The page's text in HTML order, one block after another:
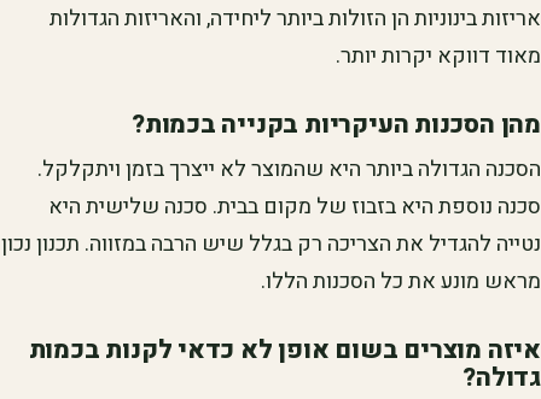
אריזות בינוניות הן הזולות ביותר ליחידה, והאריזות הגדולות
מאוד דווקא יקרות יותר.
מהן הסכנות העיקריות בקנייה בכמות?
הסכנה הגדולה ביותר היא שהמוצר לא ייצרך בזמן ויתקלקל.
סכנה נוספת היא בזבוז של מקום בבית. סכנה שלישית היא
נטייה להגדיל את הצריכה רק בגלל שיש הרבה במזווה. תכנון נכון
מראש מונע את כל הסכנות הללו.
איזה מוצרים בשום אופן לא כדאי לקנות בכמות
גדולה?